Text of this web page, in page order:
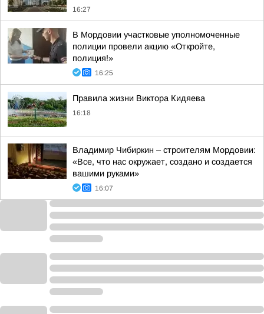
16:27
В Мордовии участковые уполномоченные
полиции провели акцию «Откройте,
полиция!»
16:25
Правила жизни Виктора Кидяева
16:18
Владимир Чибиркин – строителям Мордовии:
«Все, что нас окружает, создано и создается
вашими руками»
16:07